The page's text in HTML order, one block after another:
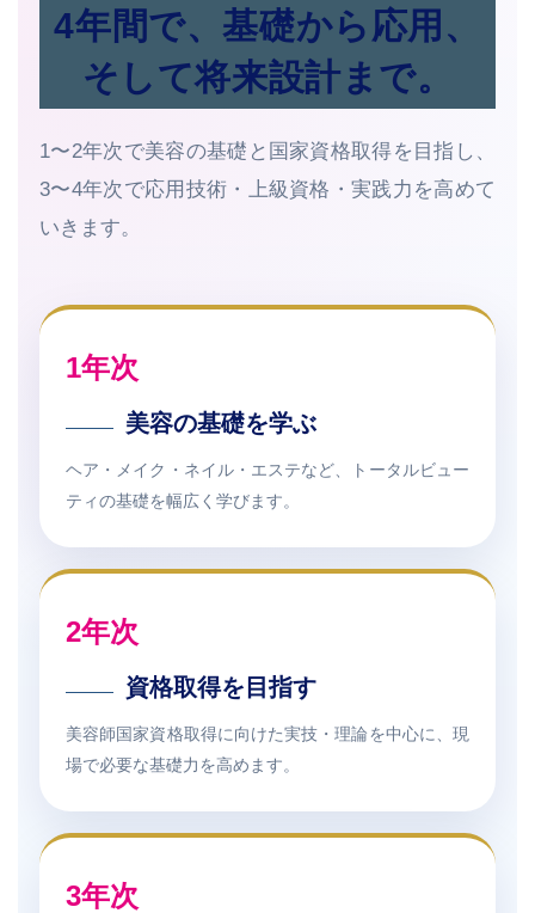
4年間で、基礎から応用、
そして将来設計まで。
1〜2年次で美容の基礎と国家資格取得を目指し、
3〜4年次で応用技術・上級資格・実践力を高めて
いきます。
1年次
美容の基礎を学ぶ
ヘア・メイク・ネイル・エステなど、トータルビュー
ティの基礎を幅広く学びます。
2年次
資格取得を目指す
美容師国家資格取得に向けた実技・理論を中心に、現
場で必要な基礎力を高めます。
3年次